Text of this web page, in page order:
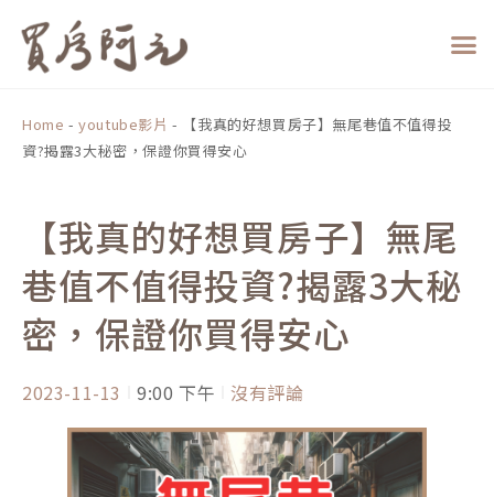
Home -youtube影片 -
【我真的好想買房子】無尾巷值不值得投
資?揭露3大秘密，保證你買得安心
【我真的好想買房子】無尾
巷值不值得投資?揭露3大秘
密，保證你買得安心
2023-11-13 9:00 下午 沒有評論